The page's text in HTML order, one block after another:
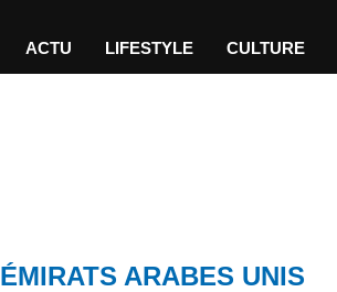
ACTU LIFESTYLE CULTURE
ÉMIRATS ARABES UNIS